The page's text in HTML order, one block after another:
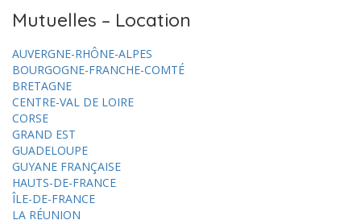
Mutuelles – Location
AUVERGNE-RHÔNE-ALPES
BOURGOGNE-FRANCHE-COMTÉ
BRETAGNE
CENTRE-VAL DE LOIRE
CORSE
GRAND EST
GUADELOUPE
GUYANE FRANÇAISE
HAUTS-DE-FRANCE
ÎLE-DE-FRANCE
LA RÉUNION